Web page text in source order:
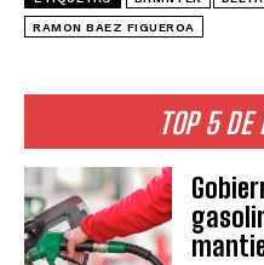
TOP 5
RAMON BAEZ FIGUEROA